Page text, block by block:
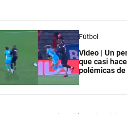
Fútbol
Video | Un
que casi
polémicas